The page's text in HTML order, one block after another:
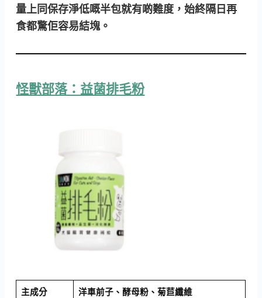
量上同保存淨低嘅半包就有啲難度，始終隔日再
食都驚佢容易結塊。
怪獸部落：益菌排毛粉
主成分 洋車前子、酵母粉、菊苣纖維